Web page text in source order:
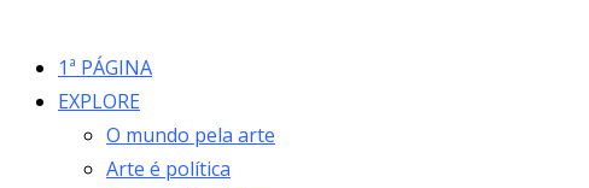
1ª PÁGINA
EXPLORE
O mundo pela arte
Arte é política